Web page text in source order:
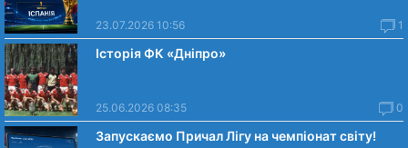
23.07.2026 10:56 1
Історія ФК «Дніпро»
25.06.2026 08:35 0
Запускаємо Причал Лігу на чемпіонат світу!